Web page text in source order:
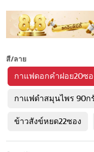
สี/ลาย
กาแฟดอกคำฝอย20ซอ
กาแฟดำสมุนไพร 90ก
ข้าวสังข์หยด22ซอง